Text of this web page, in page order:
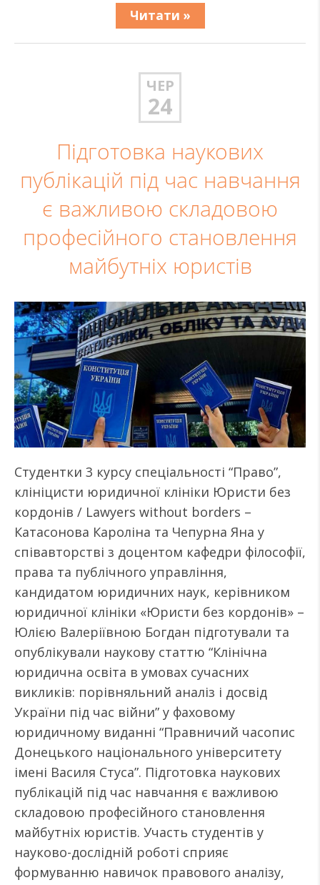
Читати »
ЧЕР
24
Підготовка наукових
публікацій під час навчання
є важливою складовою
професійного становлення
майбутніх юристів
Студентки 3 курсу спеціальності “Право”,
клініцисти юридичної клініки Юристи без
кордонів / Lawyers without borders –
Катасонова Кароліна та Чепурна Яна у
співавторстві з доцентом кафедри філософії,
права та публічного управління,
кандидатом юридичних наук, керівником
юридичної клініки «Юристи без кордонів» –
Юлією Валеріївною Богдан підготували та
опублікували наукову статтю “Клінічна
юридична освіта в умовах сучасних
викликів: порівняльний аналіз і досвід
України під час війни” у фаховому
юридичному виданні “Правничий часопис
Донецького національного університету
імені Василя Стуса”. Підготовка наукових
публікацій під час навчання є важливою
складовою професійного становлення
майбутніх юристів. Участь студентів у
науково-дослідній роботі сприяє
формуванню навичок правового аналізу,